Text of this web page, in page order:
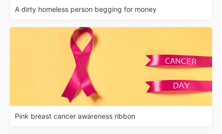
A dirty homeless person begging for money
Pink breast cancer awareness ribbon